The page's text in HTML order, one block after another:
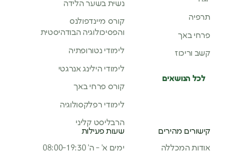
תרפיה
פרחי באך
קשב וריכוז
לכל הנושאים
נשית בשער הלידה
קורס מיינדפולנס
והפסיכולוגיה הבודהיסטית
לימודי נטורופתיה
לימודי הילינג אנרגטי
קורס פרחי באך
לימודי רפלקסולוגיה
הרבליסט קליני
קישורים מהירים
אודות המכללה
שעות פעילות
ימים א’ - ה’ 08:00-19:30